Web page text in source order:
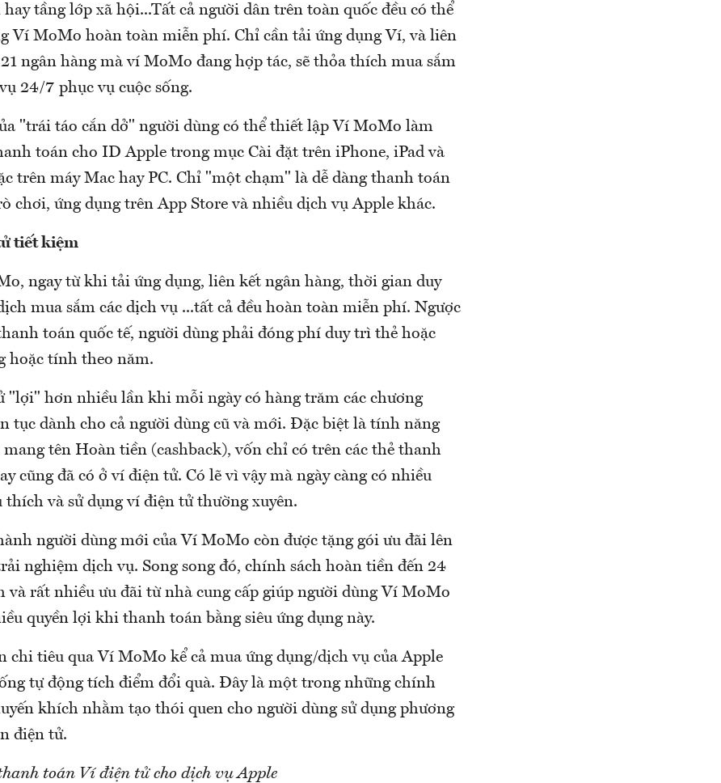
tầng lớp xã hội...Tất cả người dân trên toàn quốc đều có thể
Ví MoMo hoàn toàn miễn phí. Chỉ cần tải ứng dụng Ví, và liên
ngân hàng mà ví MoMo đang hợp tác, sẽ thỏa thích mua sắm
24/7 phục vụ cuộc sống.
"trái táo cắn dở" người dùng có thể thiết lập Ví MoMo làm
toán cho ID Apple trong mục Cài đặt trên iPhone, iPad và
trên máy Mac hay PC. Chỉ "một chạm" là dễ dàng thanh toán
chơi, ứng dụng trên App Store và nhiều dịch vụ Apple khác.
tiết kiệm
ngay từ khi tải ứng dụng, liên kết ngân hàng, thời gian duy
mua sắm các dịch vụ ...tất cả đều hoàn toàn miễn phí. Ngược
toán quốc tế, người dùng phải đóng phí duy trì thẻ hoặc
hoặc tính theo năm.
"lợi" hơn nhiều lần khi mỗi ngày có hàng trăm các chương
tục dành cho cả người dùng cũ và mới. Đặc biệt là tính năng
tên Hoàn tiền (cashback), vốn chỉ có trên các thẻ thanh
cũng đã có ở ví điện tử. Có lẽ vì vậy mà ngày càng có nhiều
thích và sử dụng ví điện tử thường xuyên.
người dùng mới của Ví MoMo còn được tặng gói ưu đãi lên
nghiệm dịch vụ. Song song đó, chính sách hoàn tiền đến 24
và rất nhiều ưu đãi từ nhà cung cấp giúp người dùng Ví MoMo
quyền lợi khi thanh toán bằng siêu ứng dụng này.
chi tiêu qua Ví MoMo kể cả mua ứng dụng/dịch vụ của Apple
tự động tích điểm đổi quà. Đây là một trong những chính
khích nhằm tạo thói quen cho người dùng sử dụng phương
điện tử.
toán Ví điện tử cho dịch vụ Apple